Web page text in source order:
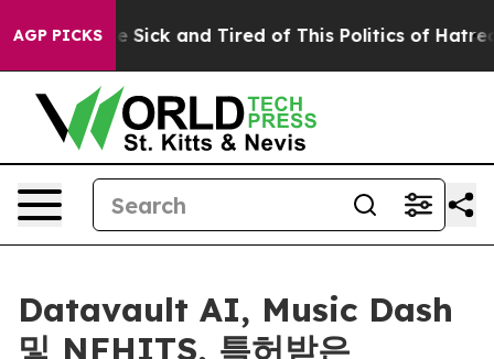
AGP PICKS
Are Sick and Tired of This Politics of Hatred” The
Datavault AI, Music Dash
및 NFHITS, 특허받은